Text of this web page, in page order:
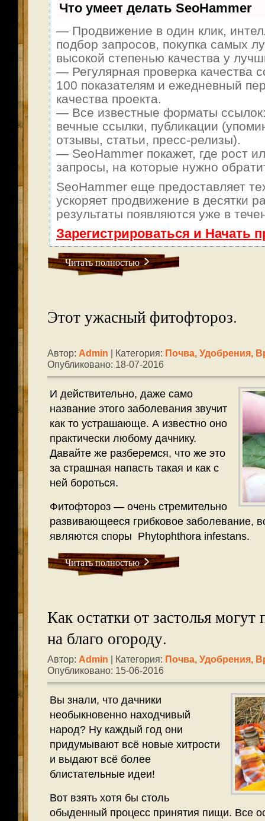
Что умеет делать SeoHammer
— Продвижение в один клик,
подбор запросов, покупка самых
высокой степенью качества у
— Регулярная проверка качества
100 показателям и ежедневный
качества проекта.
— Все известные форматы
вечные ссылки, публикации
отзывы, статьи, пресс-релизы).
— SeoHammer покажет, где рост
запросы, на которые нужно
SeoHammer еще предоставляет
ускоряет продвижение в десятки
результаты появляются уже в
Зарегистрироваться и Начать
Читать полностью
Этот ужасный фитофтороз.
Автор: Admin | Категория: Почва, Удобрения,
Опубликовано: 18-07-2016
И действительно, даже само
название этого заболевания звучит
как то устрашающе. А известно оно
практически любому дачнику.
Давайте же разберемся, что же это
за страшная напасть такая и как с
ней бороться.
Фитофтороз — очень стремительно
развивающееся грибковое заболевание,
являются споры Phytophthora infestans.
Читать полностью
Как остатки от застолья могут
на благо огороду.
Автор: Admin | Категория: Почва, Удобрения,
Опубликовано: 15-06-2016
Вы знали, что дачники
необыкновенно находчивый
народ? Ну каждый год они
придумывают всё новые хитрости
и выдают всё более
блистательные идеи!
Вот взять хотя бы столь
обыденный процесс принятия пищи. Все